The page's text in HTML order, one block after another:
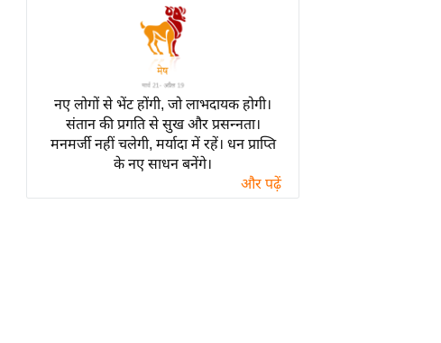
लाइफस्टाइल
टेक्नॉलॉजी
ब्यूटी/फैशन
घरेलू नुस्खे
पर्यटन स्थल
फिटनेस मंत्रा
नए लोगों से भेंट होंगी, जो लाभदायक होगी।
संतान की प्रगति से सुख और प्रसन्नता।
मनमर्जी नहीं चलेगी, मर्यादा में रहें। धन प्राप्ति
के नए साधन बनेंगे।
और पढ़ें